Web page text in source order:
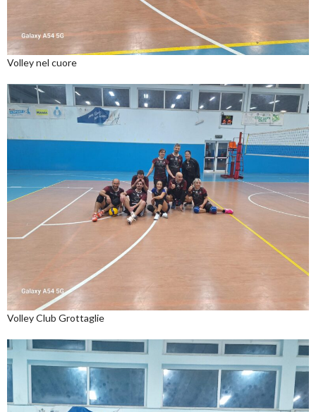
Volley nel cuore
Volley Club Grottaglie